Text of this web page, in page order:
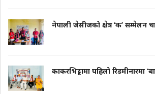
नेपाली जेसीजको क्षेत्र ‘क’ सम्मेलन
काकरभिट्टामा पहिलो रिडमीनारमा